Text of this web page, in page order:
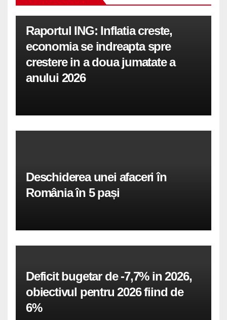
Raportul ING: Inflatia creste,
economia se indreapta spre
crestere in a doua jumatate a
anului 2026
Deschiderea unei afaceri în
România în 5 pași
Deficit bugetar de -7,7% in 2026,
obiectivul pentru 2026 fiind de
6%